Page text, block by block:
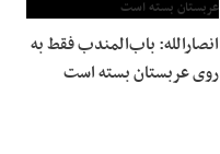
انصارالله: باب‌المندب فقط به
روی عربستان بسته است